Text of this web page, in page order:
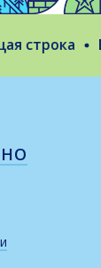
строка